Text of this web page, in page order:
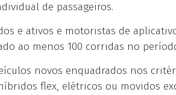
de passageiros.
e ativos e motoristas de
ao menos 100 corridas no
novos enquadrados nos
flex, elétricos ou movidos